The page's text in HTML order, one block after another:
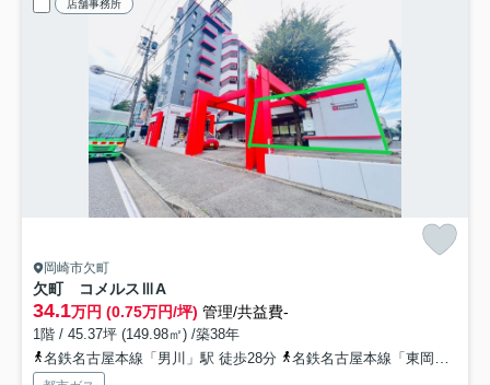
店舗事務所
岡崎市欠町
欠町 コメルスⅢA
34.1万円 (0.75万円/坪) 管理/共益費-
1階 / 45.37坪 (149.98㎡) /築38年
名鉄名古屋本線「男川」駅 徒歩28分
名鉄名古屋本線「東岡崎」駅 徒歩36分